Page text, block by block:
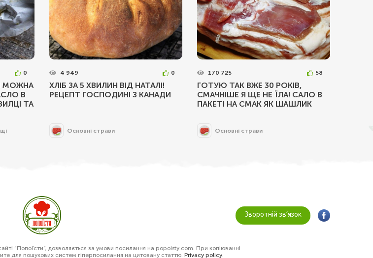
0
МОЖНА
В
ТА
4 949 0
ХЛІБ ЗА 5 ХВИЛИН ВІД НАТАЛІ!
РЕЦЕПТ ГОСПОДИНІ З КАНАДИ
Основні страви
170 725 58
ГОТУЮ ТАК ВЖЕ 30 РОКІВ,
СМАЧНІШЕ Я ЩЕ НЕ ЇЛА! САЛО В
ПАКЕТІ НА СМАК ЯК ШАШЛИК
Основні страви
Зворотній зв’язок
“Попоїсти”, дозволяється за умови посилання на popoisty.com. При копіюванні
для пошукових систем гіперпосилання на цитовану статтю. Privacy policy.